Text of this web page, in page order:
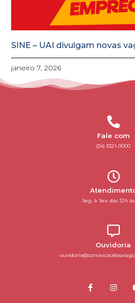
SINE – UAI divulgam novas
janeiro 7, 2026
Fale com
(34) 3321-0000
Seg. à Sex. das 12h
Ouvidoria